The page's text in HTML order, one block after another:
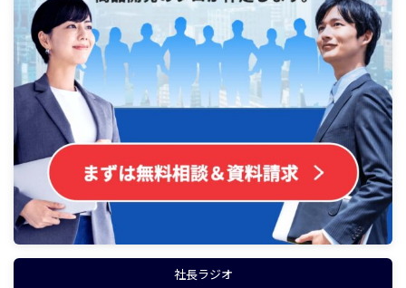
社長ラジオ